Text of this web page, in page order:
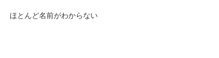
ほとんど名前がわからない